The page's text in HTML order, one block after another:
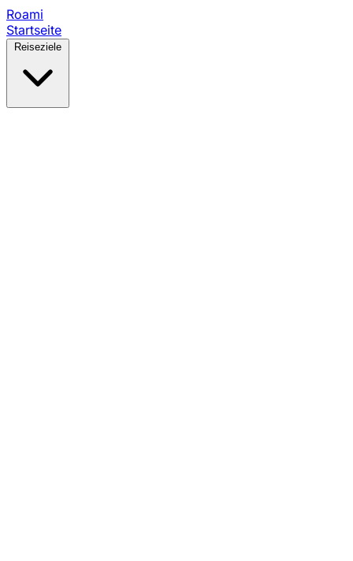
Roami
Startseite
Reiseziele